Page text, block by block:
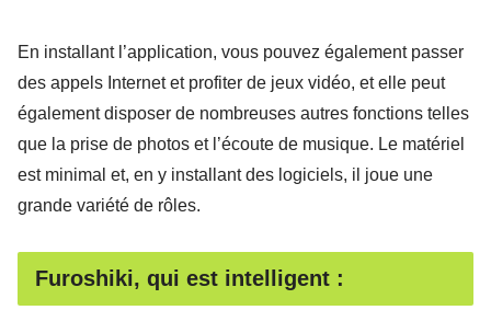
En installant l’application, vous pouvez également passer
des appels Internet et profiter de jeux vidéo, et elle peut
également disposer de nombreuses autres fonctions telles
que la prise de photos et l’écoute de musique. Le matériel
est minimal et, en y installant des logiciels, il joue une
grande variété de rôles.
Furoshiki, qui est intelligent :